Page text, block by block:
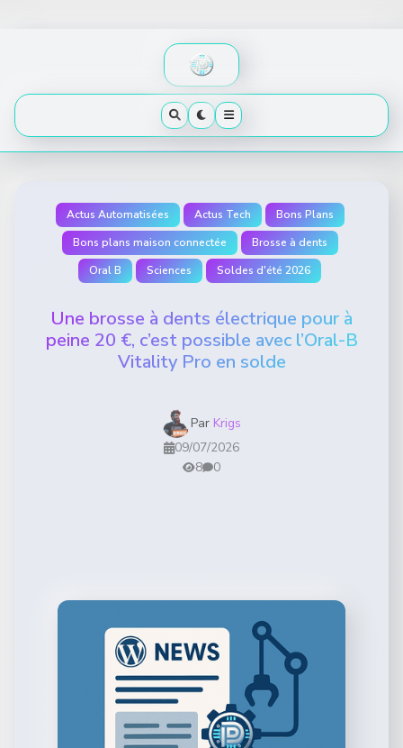
Actus Automatisées Actus Tech
Bons Plans
Bons plans maison connectée
Brosse à dents
Oral B
Sciences Soldes d'été 2026
Une brosse à dents électrique pour à
peine 20 €, c’est possible avec l’Oral-B
Vitality Pro en solde
Par Krigs
09/07/2026
8
0